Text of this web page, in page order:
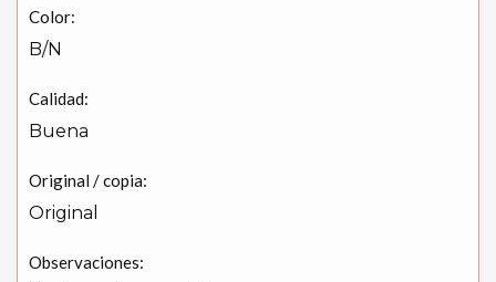
Color:
B/N
Calidad:
Buena
Original / copia:
Original
Observaciones: